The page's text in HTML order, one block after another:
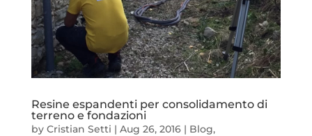
Resine espandenti per consolidamento di
terreno e fondazioni
by Cristian Setti | Aug 26, 2016| Blog,